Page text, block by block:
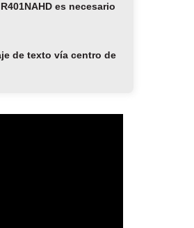
es necesario
de texto vía centro de